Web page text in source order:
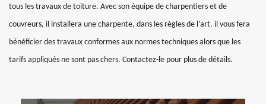
tous les travaux de toiture. Avec son équipe de charpentiers et de
couvreurs, il installera une charpente, dans les règles de l’art. il vous fera
bénéficier des travaux conformes aux normes techniques alors que les
tarifs appliqués ne sont pas chers. Contactez-le pour plus de détails.